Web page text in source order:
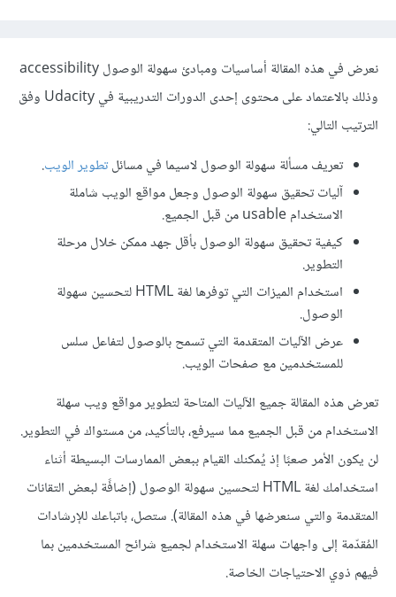
نعرض في هذه المقالة أساسيات ومبادئ سهولة الوصول accessibility
وذلك بالاعتماد على محتوى إحدى الدورات التدريبية في Udacity وفق
الترتيب التالي:
تعريف مسألة سهولة الوصول لاسيما في مسائلتطوير الويب.
آليات تحقيق سهولة الوصول وجعل مواقع الويب شاملة
الاستخدام usable من قبل الجميع.
كيفية تحقيق سهولة الوصول بأقل جهد ممكن خلال مرحلة
التطوير.
استخدام الميزات التي توفرها لغة HTML لتحسين سهولة
الوصول.
عرض الآليات المتقدمة التي تسمح بالوصول لتفاعل سلس
للمستخدمين مع صفحات الويب.
تعرض هذه المقالة جميع الآليات المتاحة لتطوير مواقع ويب سهلة
الاستخدام من قبل الجميع مما سيرفع، بالتأكيد، من مستواك في التطوير.
لن يكون الأمر صعبًا إذ يُمكنك القيام ببعض الممارسات البسيطة أثناء
استخدامك لغة HTML لتحسين سهولة الوصول (إضافًة لبعض التقانات
المتقدمة والتي سنعرضها في هذه المقالة). ستصل، باتباعك للإرشادات
المُقدّمة إلى واجهات سهلة الاستخدام لجميع شرائح المستخدمين بما
فيهم ذوي الاحتياجات الخاصة.